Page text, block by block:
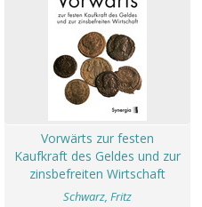
Vorwärts zur festen
Kaufkraft des Geldes und zur
zinsbefreiten Wirtschaft
Schwarz, Fritz